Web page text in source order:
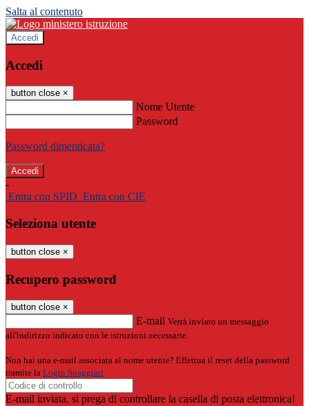
Salta al contenuto
Accedi
Accedi
button close ×
Nome Utente
Password
Password dimenticata?
-
Entra con SPID Entra con CIE
Seleziona utente
button close ×
Recupero password
button close ×
E-mail Verrà inviato un messaggio
all'indirizzo indicato con le istruzioni necessarie.
Non hai una e-mail associata al nome utente? Effettua il reset della password
tramite la Login Spaggiari
E-mail inviata, si prega di controllare la casella di posta elettronica!